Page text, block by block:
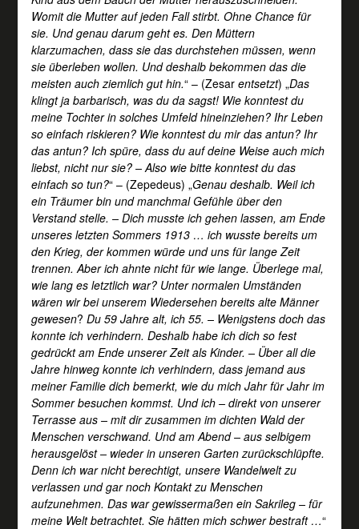
Womit die Mutter auf jeden Fall stirbt. Ohne Chance für
sie. Und genau darum geht es. Den Müttern
klarzumachen, dass sie das durchstehen müssen, wenn
sie überleben wollen. Und deshalb bekommen das die
meisten auch ziemlich gut hin.“ – (Zesarentsetzt) „Das
klingt ja barbarisch, was du da sagst! Wie konntest du
meine Tochter in solches Umfeld hineinziehen? Ihr Leben
so einfach riskieren? Wie konntest du mir das antun? Ihr
das antun? Ich spüre, dass du auf deine Weise auch mich
liebst, nicht nur sie? – Also wie bitte konntest du das
einfach so tun?“ – (Zepedeus) „Genau deshalb. Weil ich
ein Träumer bin und manchmal Gefühle über den
Verstand stelle. – Dich musste ich gehen lassen, am Ende
unseres letzten Sommers 1913 … ich wusste bereits um
den Krieg, der kommen würde und uns für lange Zeit
trennen. Aber ich ahnte nicht für wie lange. Überlege mal,
wie lang es letztlich war? Unter normalen Umständen
wären wir bei unserem Wiedersehen bereits alte Männer
gewesen? Du 59 Jahre alt, ich 55. – Wenigstens doch das
konnte ich verhindern. Deshalb habe ich dich so fest
gedrückt am Ende unserer Zeit als Kinder. – Über all die
Jahre hinweg konnte ich verhindern, dass jemand aus
meiner Familie dich bemerkt, wie du mich Jahr für Jahr im
Sommer besuchen kommst. Und ich – direkt von unserer
Terrasse aus – mit dir zusammenim dichten Wald der
Menschen verschwand. Und am Abend – aus selbigem
herausgelöst – wiederin unseren Garten zurückschlüpfte.
Denn ich war nicht berechtigt, unsere Wandelwelt zu
verlassen und gar noch Kontakt zu Menschen
aufzunehmen. Das war gewissermaßen ein Sakrileg – für
meine Welt betrachtet. Sie hätten mich schwer bestraft …“